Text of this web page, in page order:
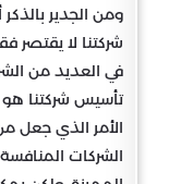
ومن الجدير
شركتنا لا يقتصر
في العديد من
تأسيس شركتنا هو
الأمر الذي جعل
الشركات